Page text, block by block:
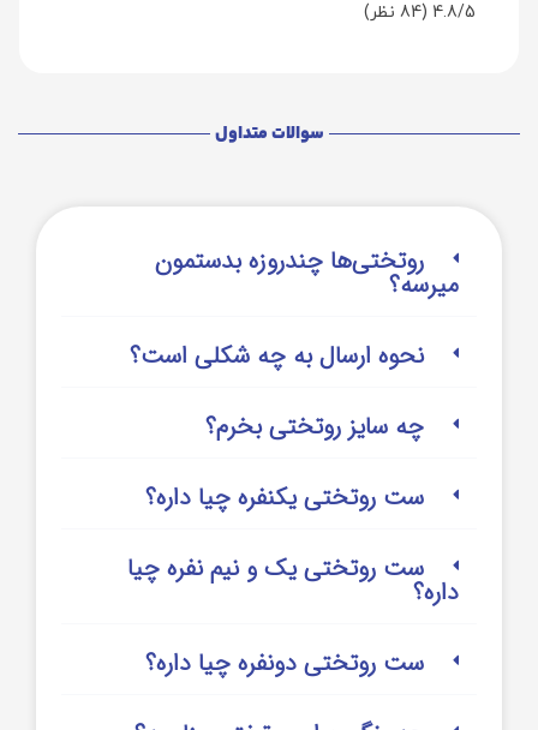
4.8/5 (84 نظر)
سوالات متداول
روتختی‌‌ها چندروزه بدستمون
میرسه؟
نحوه ارسال به چه شکلی است؟
چه سایز روتختی بخرم؟
ست روتختی یکنفره چیا داره؟
ست روتختی یک و نیم نفره چیا
داره؟
ست روتختی دونفره چیا داره؟